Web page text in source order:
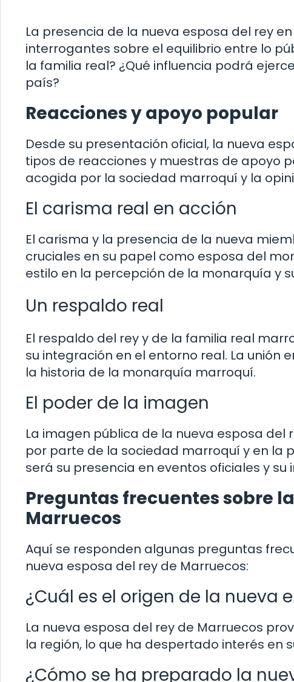
La presencia de la nueva esposa del rey
interrogantes sobre el equilibrio entre lo
la familia real? ¿Qué influencia podrá
país?
Reacciones y apoyo popular
Desde su presentación oficial, la nueva
tipos de reacciones y muestras de apoyo
acogida por la sociedad marroquí y la
El carisma real en acción
El carisma y la presencia de la nueva
cruciales en su papel como esposa del
estilo en la percepción de la monarquía y
Un respaldo real
El respaldo del rey y de la familia real
su integración en el entorno real. La unión
la historia de la monarquía marroquí.
El poder de la imagen
La imagen pública de la nueva esposa
por parte de la sociedad marroquí y en la
será su presencia en eventos oficiales y
Preguntas frecuentes sobre
Marruecos
Aquí se responden algunas preguntas
nueva esposa del rey de Marruecos:
¿Cuál es el origen de la nueva
La nueva esposa del rey de Marruecos
la región, lo que ha despertado interés en
¿Cómo se ha preparado la